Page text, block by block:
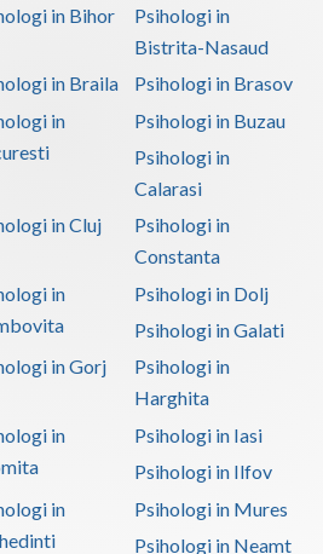
in Bihor
Psihologi in
Bistrita-Nasaud
in Braila
Psihologi in Brasov
in
Psihologi in Buzau
Psihologi in
Calarasi
in Cluj
Psihologi in
Constanta
in
Psihologi in Dolj
Psihologi in Galati
in Gorj
Psihologi in
Harghita
in
Psihologi in Iasi
Psihologi in Ilfov
in
Psihologi in Mures
Psihologi in Neamt